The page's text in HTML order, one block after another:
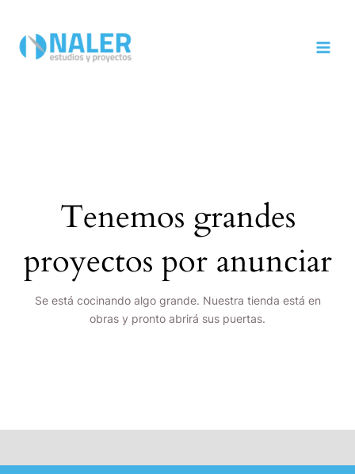
contenido
Tenemos grandes
proyectos por anunciar
Se está cocinando algo grande. Nuestra tienda está en
obras y pronto abrirá sus puertas.